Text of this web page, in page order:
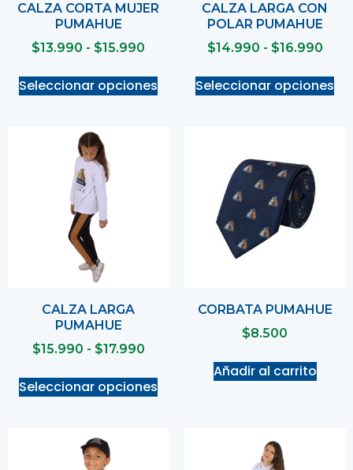
CALZA CORTA MUJER
PUMAHUE
$13.990 - $15.990
Seleccionar opciones
CALZA LARGA CON
POLAR PUMAHUE
$14.990 - $16.990
Seleccionar opciones
CALZA LARGA
PUMAHUE
$15.990 - $17.990
Seleccionar opciones
CORBATA PUMAHUE
$8.500
Añadir al carrito